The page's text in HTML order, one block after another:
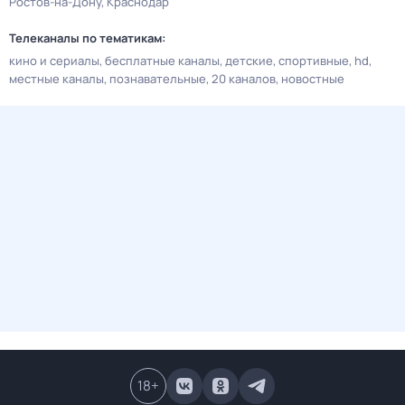
Телеканалы по тематикам:
кино и сериалы бесплатные каналы детские спортивные hd
местные каналы познавательные 20 каналов новостные
18+